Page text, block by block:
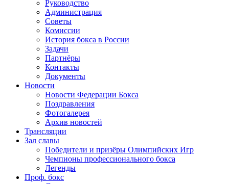
Руководство
Администрация
Советы
Комиссии
История бокса в России
Задачи
Партнёры
Контакты
Документы
Новости
Новости Федерации Бокса
Поздравления
Фотогалерея
Архив новостей
Трансляции
Зал славы
Победители и призёры Олимпийских Игр
Чемпионы профессионального бокса
Легенды
Проф. бокс